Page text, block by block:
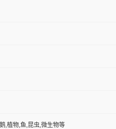
,植物,鱼,昆虫,微生物等